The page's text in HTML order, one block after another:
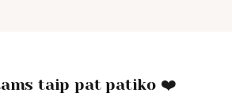
taip pat patiko ❤️